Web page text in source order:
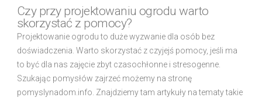
Czy przy projektowaniu ogrodu warto
skorzystać z pomocy?
Projektowanie ogrodu to duże wyzwanie dla osób bez
doświadczenia. Warto skorzystać z czyjejś pomocy, jeśli ma
to być dla nas zajęcie zbyt czasochłonne i stresogenne.
Szukając pomysłów zajrzeć możemy na stronę
pomyslynadom.info. Znajdziemy tam artykuły na tematy takie